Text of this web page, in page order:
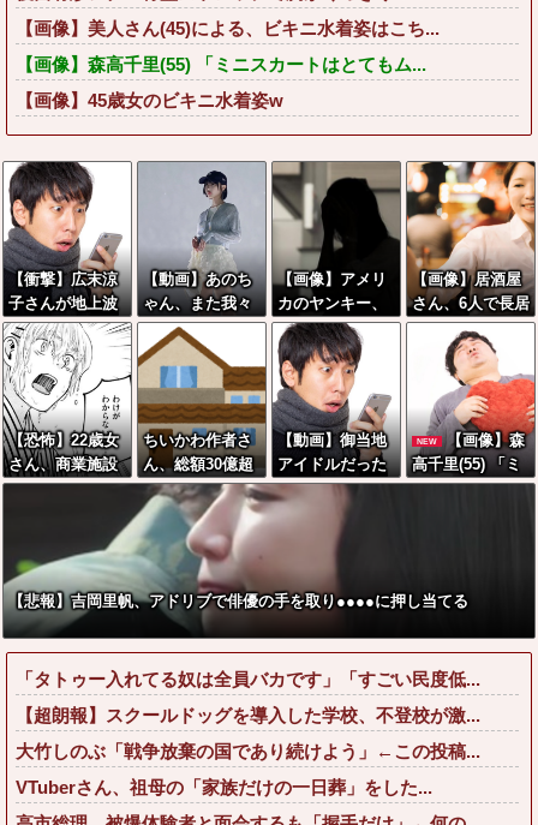
【画像】美人さん(45)による、ビキニ水着姿はこち...
【画像】森高千里(55) 「ミニスカートはとてもム...
【画像】45歳女のビキニ水着姿w
【衝撃】広末涼
子さんが地上波
にスピード復帰
できる理由←コ
レ、誰にも分か
らない模様w w
w w w w w w
【動画】あのち
ゃん、また我々
をシコらすｗｗ
ｗｗｗｗ
【画像】アメリ
カのヤンキー、
比べものになら
ないほど怖すぎ
る・・・
【画像】居酒屋
さん、6人で長居
して会計4939円
しか使わない客
にお気持ち表明
してしまう←コ
レどっちが悪い
ん
や？？？？？？
【恐怖】22歳女
さん、商業施設
で通りすがりの
ラリアットして
逮捕されてしま
う・・・
ちいかわ作者さ
ん、総額30億超
の大豪邸を建て
るｗｗｗｗｗｗ
ｗｗｗｗｗｗｗ
ｗｗｗｗｗｗ
【動画】御当地
アイドルだった
頃の今田美桜、
ガチのマジで可
愛くてワイらを
てしまうw w w
w w w w w
NEW
【画像】森
高千里(55) 「ミ
ニスカートはと
くってしまうw
【悲報】吉岡里帆、アドリブで俳優の手を取り●●●●に押し当てる
「タトゥー入れてる奴は全員バカです」「すごい民度低...
【超朗報】スクールドッグを導入した学校、不登校が激...
大竹しのぶ「戦争放棄の国であり続けよう」←この投稿...
VTuberさん、祖母の「家族だけの一日葬」をした...